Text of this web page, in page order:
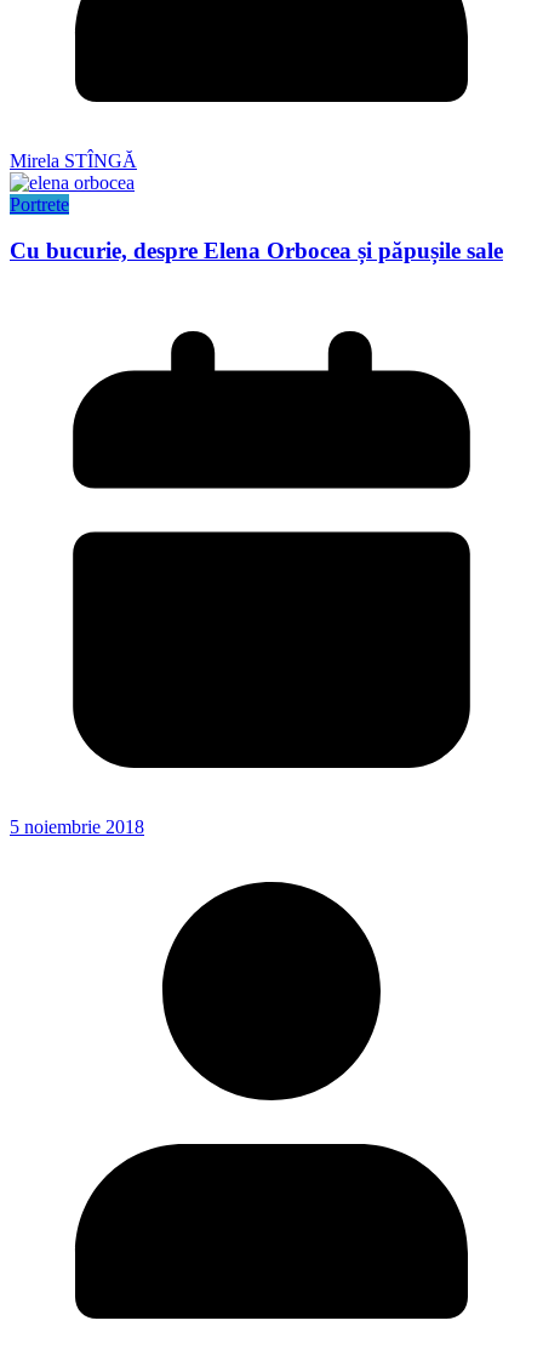
Mirela STÎNGĂ
Portrete
Cu bucurie, despre Elena Orbocea și păpușile sale
5 noiembrie 2018